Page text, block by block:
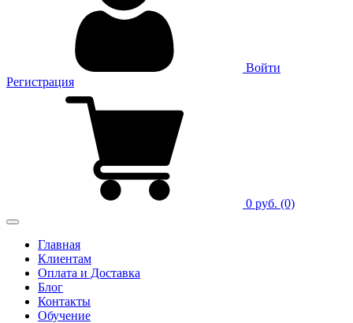
Войти
Регистрация
0 руб. (0)
Главная
Клиентам
Оплата и Доставка
Блог
Контакты
Обучение